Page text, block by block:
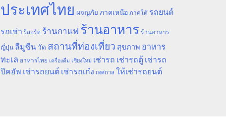
ประเทศไทย ผจญภัย ภาคเหนือ ภาคใต้ รถยนต์
รถเช่า รีสอร์ท ร้านกาแฟ ร้านอาหาร ร้านอาหาร
ญี่ปุ่น ลีมูซีน วัด สถานที่ท่องเที่ยว สุขภาพ อาหาร
ทะเล อาหารไทย เครื่องดื่ม เชียงใหม่ เช่ารถ เช่ารถตู้ เช่ารถ
ปิคอัพ เช่ารถยนต์ เช่ารถเก๋ง เทศกาล ให้เช่ารถยนต์